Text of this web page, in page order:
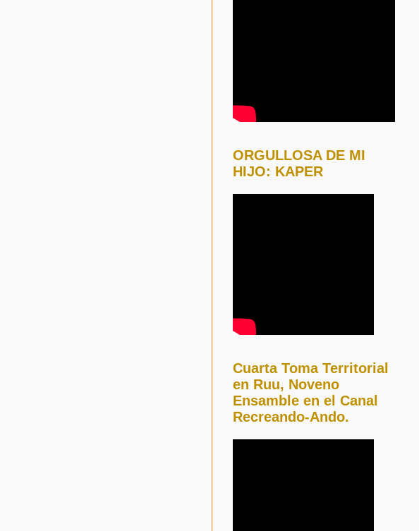
ORGULLOSA DE MI
HIJO: KAPER
Cuarta Toma Territorial
en Ruu, Noveno
Ensamble en el Canal
Recreando-Ando.